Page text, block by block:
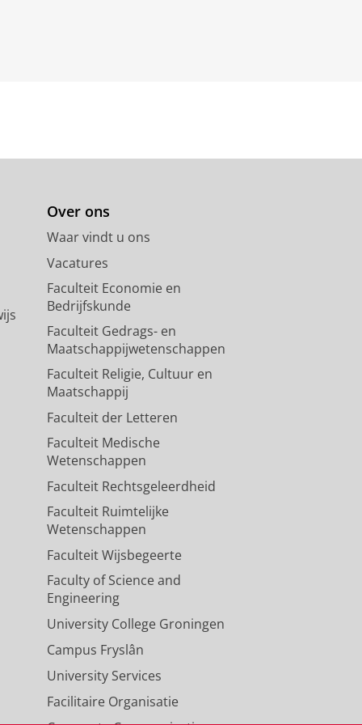
Over ons
Waar vindt u ons
Vacatures
Faculteit Economie en
Bedrijfskunde
Faculteit Gedrags- en
Maatschappijwetenschappen
Faculteit Religie, Cultuur en
Maatschappij
Faculteit der Letteren
Faculteit Medische
Wetenschappen
Faculteit Rechtsgeleerdheid
Faculteit Ruimtelijke
Wetenschappen
Faculteit Wijsbegeerte
Faculty of Science and
Engineering
University College Groningen
Campus Fryslân
University Services
Facilitaire Organisatie